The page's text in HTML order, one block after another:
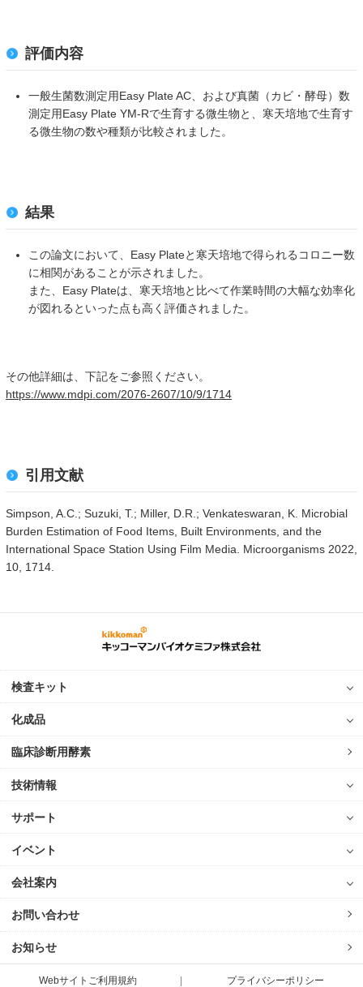
評価内容
一般生菌数測定用Easy Plate AC、および真菌（カビ・酵母）数
測定用Easy Plate YM-Rで生育する微生物と、寒天培地で生育す
る微生物の数や種類が比較されました。
結果
この論文において、Easy Plateと寒天培地で得られるコロニー数
に相関があることが示されました。
また、Easy Plateは、寒天培地と比べて作業時間の大幅な効率化
が図れるといった点も高く評価されました。
その他詳細は、下記をご参照ください。
https://www.mdpi.com/2076-2607/10/9/1714
引用文献
Simpson, A.C.; Suzuki, T.; Miller, D.R.; Venkateswaran, K. Microbial
Burden Estimation of Food Items, Built Environments, and the
International Space Station Using Film Media. Microorganisms 2022,
10, 1714.
検査キット
化成品
臨床診断用酵素
技術情報
サポート
イベント
会社案内
お問い合わせ
お知らせ
Webサイトご利用規約 プライバシーポリシー